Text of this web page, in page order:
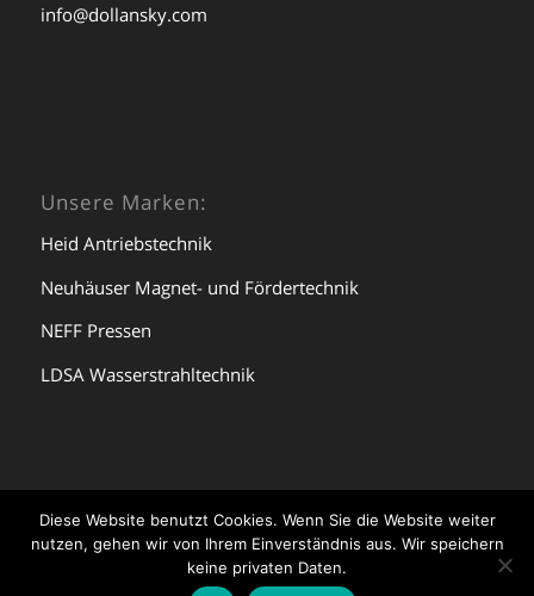
info@dollansky.com
Unsere Marken:
Heid Antriebstechnik
Neuhäuser Magnet- und Fördertechnik
NEFF Pressen
LDSA Wasserstrahltechnik
© Copyright - Dollansky Industrievertretung GmbH | Website by Lukas
Diese Website benutzt Cookies. Wenn Sie die Website weiter
nutzen, gehen wir von Ihrem Einverständnis aus. Wir speichern
keine privaten Daten.